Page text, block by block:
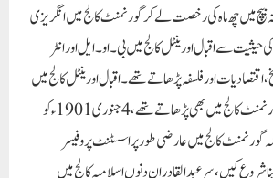
بیچ میں چھ ماہ کی رخصت لے کر گورنمنٹ کالج میں انگریزی
حیثیت سے اقبال اورینٹل کالج میں بی ۔ او ۔ ایل اور انٹر
اقتصادیات اور فلسفہ پڑھاتے تھے ۔ اقبال اورینٹل کالج میں
پڑھانے کے ساتھ ساتھ گورنمنٹ کالج میں بھی پڑھاتے تھے ، 4 جنوری 1901ء کو
گورنمنٹ کالج میں عارضی طور پر اسسٹنٹ پروفیسر
شروع کیں ، سر عبدالقادر ان دنوں اسلامیہ کالج میں